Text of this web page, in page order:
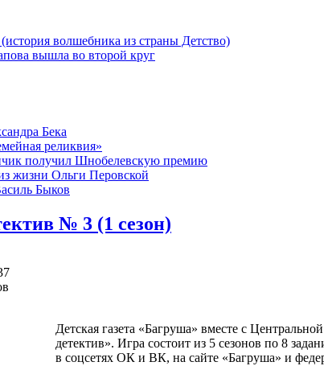
волшебника из страны Детство)
вышла во второй круг
Бека
реликвия»
получил Шнобелевскую премию
жизни Ольги Перовской
Быков
№ 3 (1 сезон)
Детская газета «Багруша» вместе с
детектив». Игра состоит из 5 сезонов по 8
в соцсетях ОК и ВК, на сайте «Багруша» и